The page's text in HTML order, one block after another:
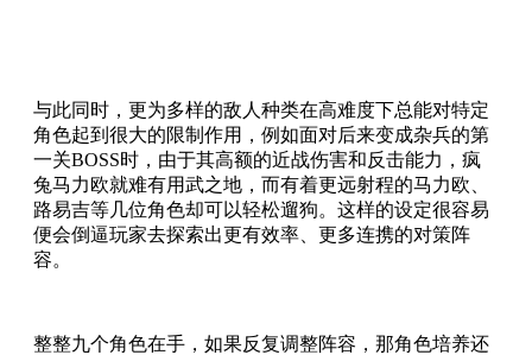
与此同时，更为多样的敌人种类在高难度下总能对特定
角色起到很大的限制作用，例如面对后来变成杂兵的第
一关BOSS时，由于其高额的近战伤害和反击能力，疯
兔马力欧就难有用武之地，而有着更远射程的马力欧、
路易吉等几位角色却可以轻松遛狗。这样的设定很容易
便会倒逼玩家去探索出更有效率、更多连携的对策阵
容。
整整九个角色在手，如果反复调整阵容，那角色培养还